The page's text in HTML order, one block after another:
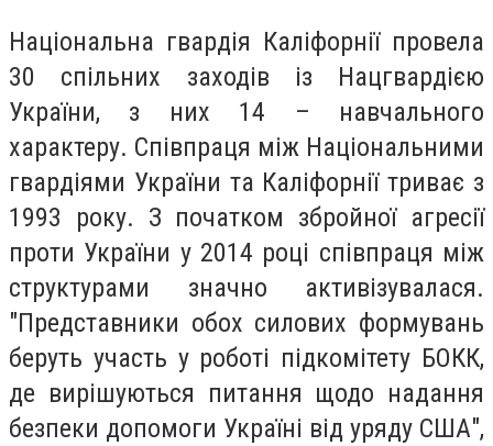
Національна гвардія Каліфорнії провела
30 спільних заходів із Нацгвардією
України, з них 14 – навчального
характеру. Співпраця між Національними
гвардіями України та Каліфорнії триває з
1993 року. З початком збройної агресії
проти України у 2014 році співпраця між
структурами значно активізувалася.
"Представники обох силових формувань
беруть участь у роботі підкомітету БОКК,
де вирішуються питання щодо надання
безпеки допомоги Україні від уряду США",